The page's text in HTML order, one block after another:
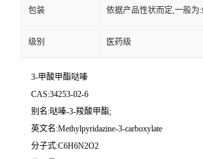
包装 依据产品性状而定,一般为
级别 医药级
3-甲酸甲酯哒嗪
CAS:34253-02-6
别名:哒嗪-3-羧酸甲酯;
英文名:Methylpyridazine-3-carboxylate
分子式:C6H6N2O2